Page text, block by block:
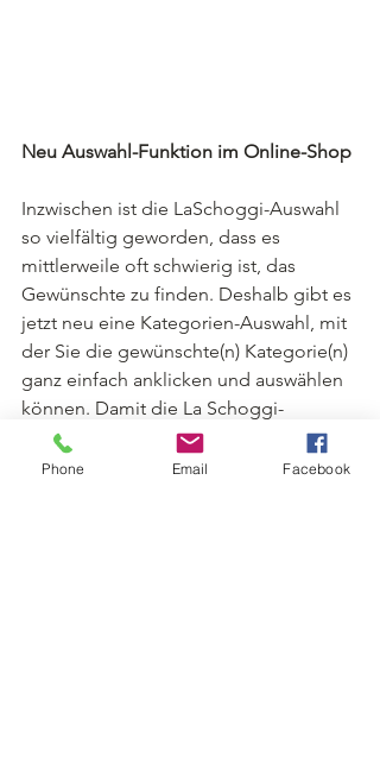
Neu Auswahl-Funktion im Online-Shop
Inzwischen ist die LaSchoggi-Auswahl
so vielfältig geworden, dass es
mittlerweile oft schwierig ist, das
Gewünschte zu finden. Deshalb gibt es
jetzt neu eine Kategorien-Auswahl, mit
der Sie die gewünschte(n) Kategorie(n)
ganz einfach anklicken und auswählen
können. Damit die La Schoggi-
Angebote nicht nur gut schmecken,
sondern auch gut zu finden sind...;-)
Phone Email Facebook